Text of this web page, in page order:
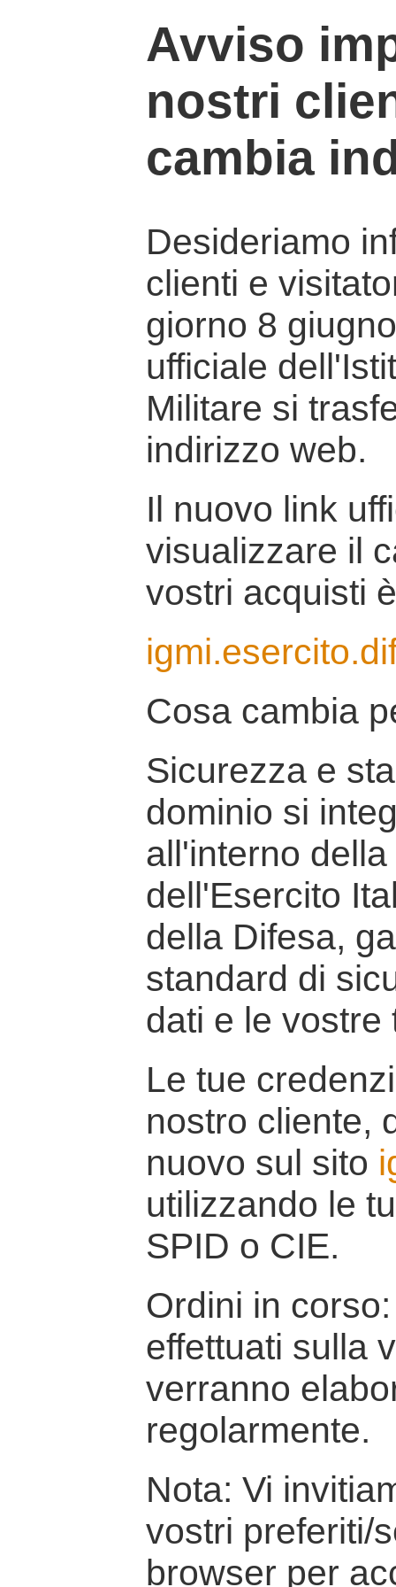
Avviso
nostri
cambia
Desideriamo
clienti e
giorno 8
ufficiale
Militare si
indirizzo web.
Il nuovo link
visualizzare il
vostri acquisti
Cosa cambia
Sicurezza e
dominio si
all'interno
dell'Esercito
della Difesa,
standard di
dati e le vostre
Le tue
nostro cliente,
nuovo sul sito
utilizzando le
SPID o CIE.
Ordini in
effettuati sulla
verranno
regolarmente.
Nota: Vi
vostri preferiti/
browser per